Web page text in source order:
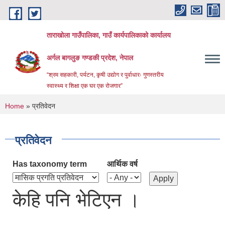
Skip to main content
ताराखोला गाउँपालिका, गाउँ कार्यपालिकाको कार्यालय
अर्गल बागलुङ गण्डकी प्रदेश, नेपाल
“श्रम सहकारी, पर्यटन, कृषी उद्योग र पुर्वाधारः गुणस्तरीय
स्वास्थ्य र शिक्षा एक घर एक रोजगार”
You are here
Home » प्रतिवेदन
प्रतिवेदन
Has taxonomy term आर्थिक वर्ष
केहि पनि भेटिएन ।